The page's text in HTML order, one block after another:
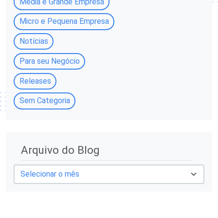
Micro e Pequena Empresa
Notícias
Para seu Negócio
Releases
Sem Categoria
Arquivo do Blog
q